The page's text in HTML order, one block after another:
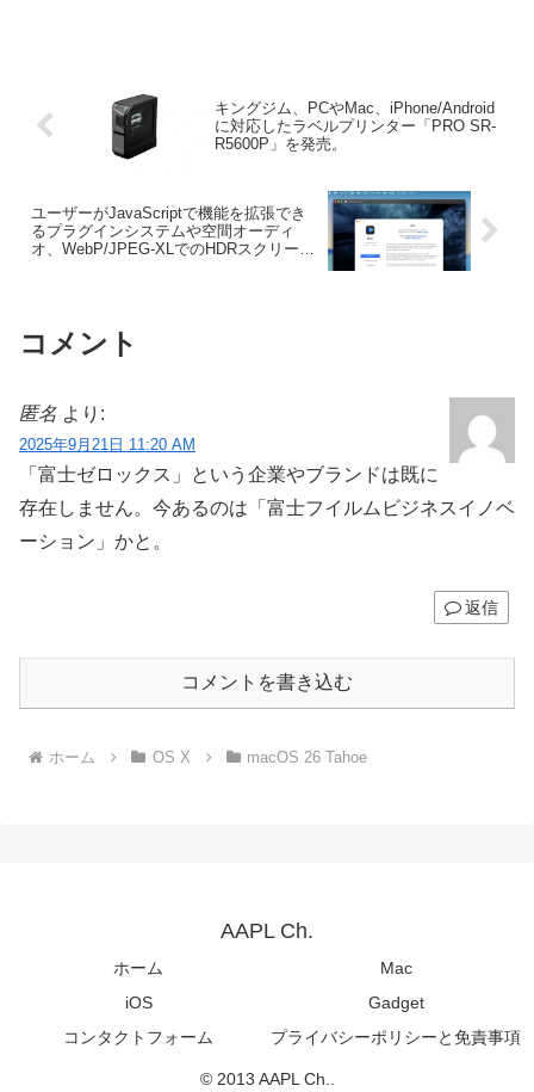
正されたと発表しています。
キングジム、PCやMac、iPhone/Android
に対応したラベルプリンター「PRO SR-
R5600P」を発売。
ユーザーがJavaScriptで機能を拡張でき
るプラグインシステムや空間オーディ
オ、WebP/JPEG-XLでのHDRスクリーン
コメント
匿名 より:
2025年9月21日 11:20 AM
「富士ゼロックス」という企業やブランドは既に
存在しません。今あるのは「富士フイルムビジネスイノベ
ーション」かと。
返信
コメントを書き込む
ホーム OS X macOS 26 Tahoe
AAPL Ch.
ホーム
Mac
iOS
Gadget
コンタクトフォーム
プライバシーポリシーと免責事項
© 2013 AAPL Ch..